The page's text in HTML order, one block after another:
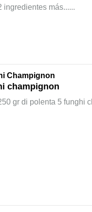
ingredientes más......
Champignon
champignon
gr di polenta 5 funghi